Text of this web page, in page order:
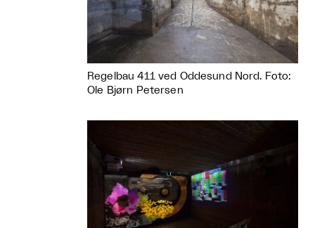
Regelbau 411 ved Oddesund Nord. Foto:
Ole Bjørn Petersen